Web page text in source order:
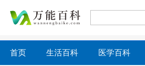
首页 生活百科 医学百科